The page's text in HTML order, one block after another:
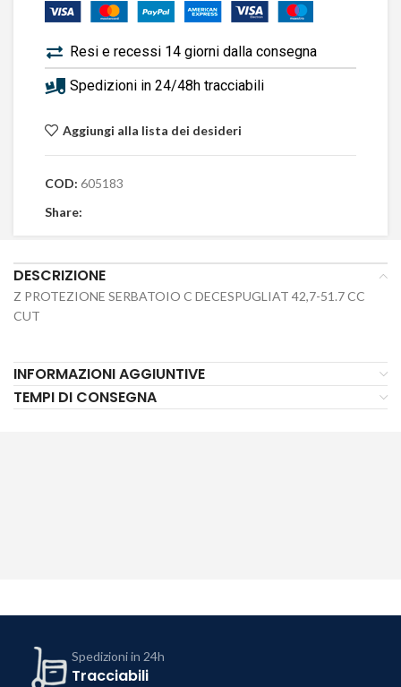
Resi e recessi 14 giorni dalla consegna
Spedizioni in 24/48h tracciabili
Aggiungi alla lista dei desideri
COD: 605183
Share:
DESCRIZIONE
Z PROTEZIONE SERBATOIO C DECESPUGLIAT 42,7-51.7 CC
CUT
INFORMAZIONI AGGIUNTIVE
TEMPI DI CONSEGNA
Spedizioni in 24h
Tracciabili